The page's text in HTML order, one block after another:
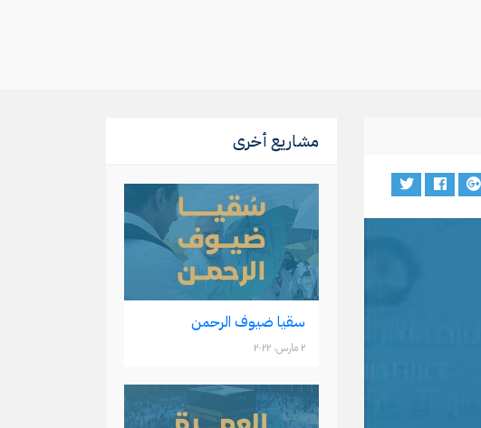
مشاريع أخرى
سقيا ضيوف الرحمن
۲ مارس، ۲۰۲۲